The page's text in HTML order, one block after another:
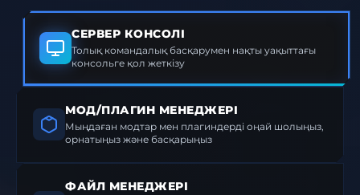
СЕРВЕР КОНСОЛІ
Толық командалық басқарумен нақты уақыттағы
консольге қол жеткізу
МОД/ПЛАГИН МЕНЕДЖЕРІ
Мыңдаған модтар мен плагиндерді оңай шолыңыз,
орнатыңыз және басқарыңыз
ФАЙЛ МЕНЕДЖЕРІ